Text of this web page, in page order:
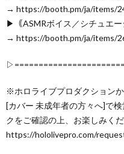
→ https://booth.pm/ja/items/
▶｟ASMRボイス／シチュエー
→ https://booth.pm/ja/items/
※ホロライブプロダクション
[カバー 未成年者の方々へ]で
クをご確認の上、お楽しみくだ
https://hololivepro.com/